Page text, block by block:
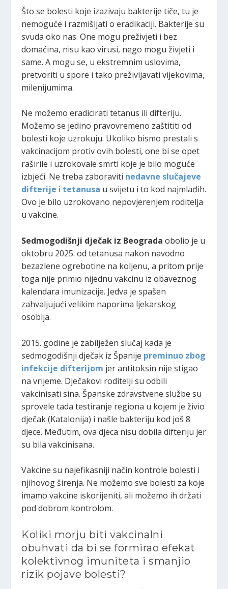
Što se bolesti koje izazivaju bakterije tiče, tu je
nemoguće i razmišljati o eradikaciji. Bakterije su
svuda oko nas. One mogu preživjeti i bez
domaćina, nisu kao virusi, nego mogu živjeti i
same. A mogu se, u ekstremnim uslovima,
pretvoriti u spore i tako preživljavati vijekovima,
milenijumima.
Ne možemo eradicirati tetanus ili difteriju.
Možemo se jedino pravovremeno zaštititi od
bolesti koje uzrokuju. Ukoliko bismo prestali s
vakcinacijom protiv ovih bolesti, one bi se opet
raširile i uzrokovale smrti koje je bilo moguće
izbjeći. Ne treba zaboraviti nedavne slučajeve
difterije i tetanusa u svijetu i to kod najmlađih.
Ovo je bilo uzrokovano nepovjerenjem roditelja
u vakcine.
Sedmogodišnji dječak iz Beogradaobolio je u
oktobru 2025. od tetanusa nakon navodno
bezazlene ogrebotine na koljenu, a pritom prije
toga nije primio nijednu vakcinu iz obaveznog
kalendara imunizacije. Jedva je spašen
zahvaljujući velikim naporima ljekarskog
osoblja.
2015. godine je zabilježen slučaj kada je
sedmogodišnji dječak iz Španije preminuo zbog
infekcije difterijom jer antitoksin nije stigao
na vrijeme. Dječakovi roditelji su odbili
vakcinisati sina. Španske zdravstvene službe su
sprovele tada testiranje regiona u kojem je živio
dječak (Katalonija) i našle bakteriju kod još 8
djece. Međutim, ova djeca nisu dobila difteriju jer
su bila vakcinisana.
Vakcine su najefikasniji način kontrole bolesti i
njihovog širenja. Ne možemo sve bolesti za koje
imamo vakcine iskorijeniti, ali možemo ih držati
pod dobrom kontrolom.
Koliki morju biti vakcinalni
obuhvati da bi se formirao efekat
kolektivnog imuniteta i smanjio
rizik pojave bolesti?